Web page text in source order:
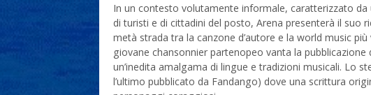
In un contesto volutamente informale, caratterizzato
di turisti e di cittadini del posto, Arena presenterà il suo
metà strada tra la canzone d’autore e la world music
giovane chansonnier partenopeo vanta la
un’inedita amalgama di lingue e tradizioni musicali. Lo
l’ultimo pubblicato da Fandango) dove una scrittura